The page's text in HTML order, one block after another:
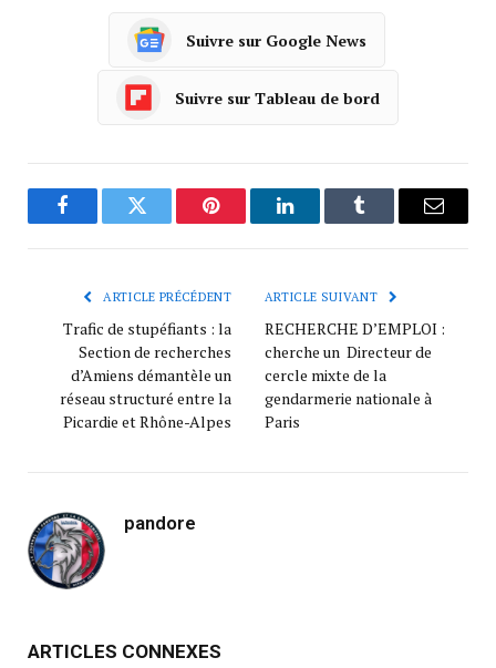
Suivre sur Google News
Suivre sur Tableau de bord
FacebookTwitter Pinterest LinkedInTumblr
ARTICLE PRÉCÉDENT
Trafic de stupéfiants : la
Section de recherches
d’Amiens démantèle un
réseau structuré entre la
Picardie et Rhône-Alpes
ARTICLE SUIVANT
RECHERCHE D’EMPLOI :
cherche un Directeur de
cercle mixte de la
gendarmerie nationale à
Paris
pandore
ARTICLES CONNEXES